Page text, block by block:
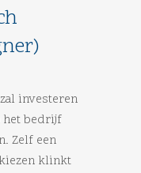
investeren
het bedrijf
Zelf een
klinkt